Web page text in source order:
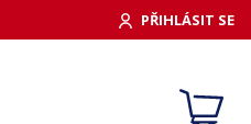
PŘIHLÁSIT SE